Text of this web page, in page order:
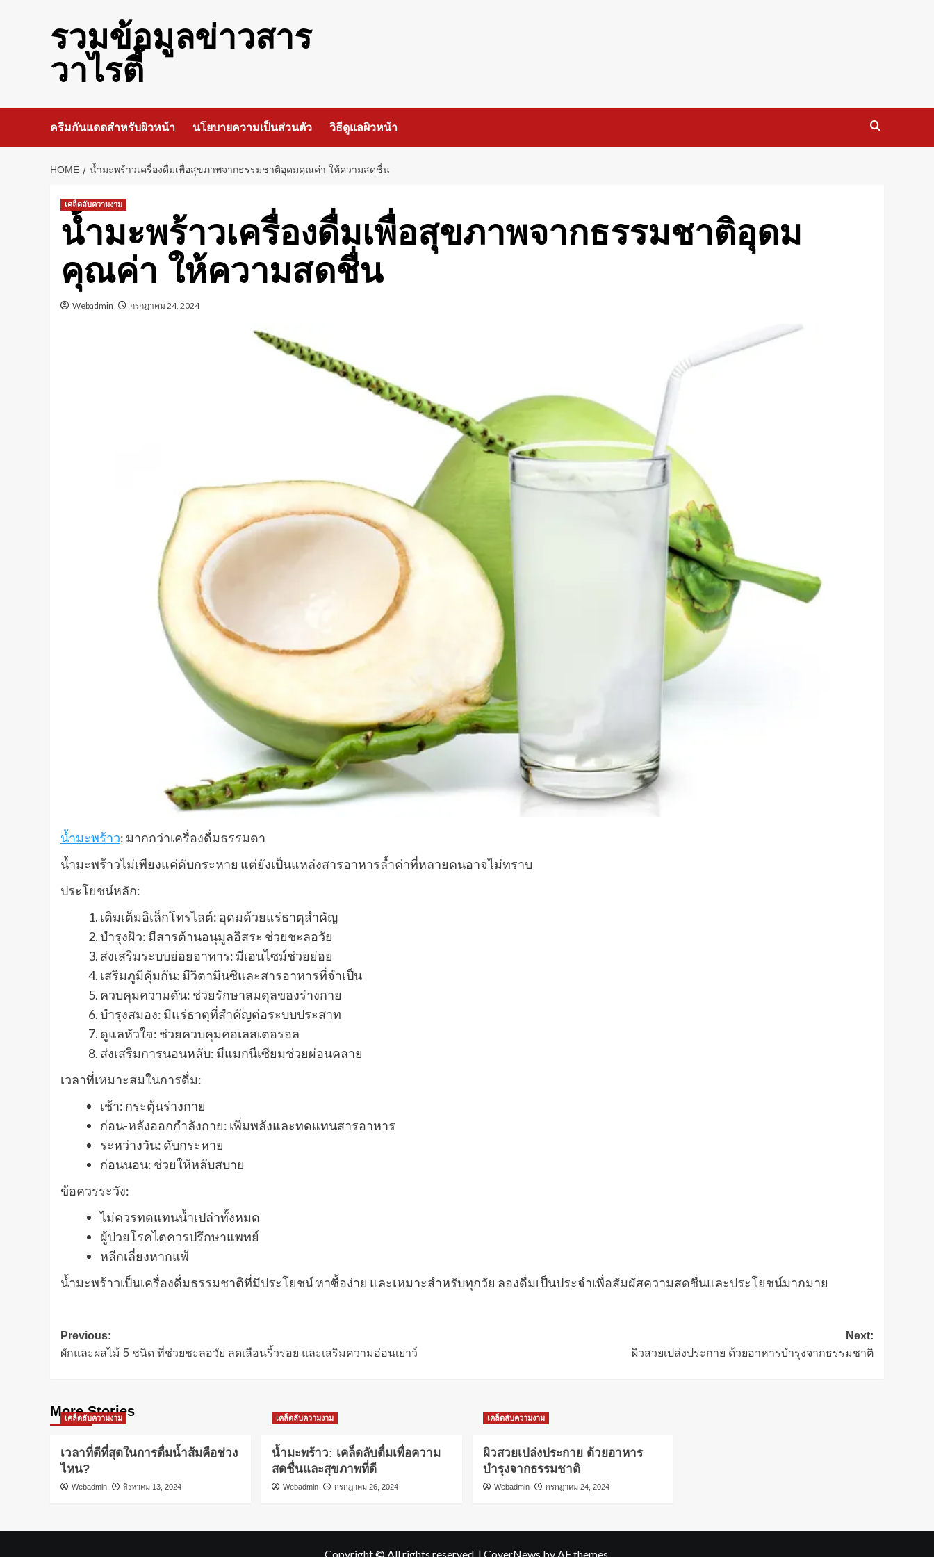
รวมข้อมูลข่าวสาร
วาไรตี้
ครีมกันแดดสำหรับผิวหน้า นโยบายความเป็นส่วนตัว วิธีดูแลผิวหน้า
HOME น้ำมะพร้าวเครื่องดื่มเพื่อสุขภาพจากธรรมชาติอุดมคุณค่า ให้ความสดชื่น
เคล็ดลับความงาม
น้ำมะพร้าวเครื่องดื่มเพื่อสุขภาพจากธรรมชาติอุดม
คุณค่า ให้ความสดชื่น
Webadmin กรกฎาคม 24, 2024
น้ำมะพร้าว: มากกว่าเครื่องดื่มธรรมดา
น้ำมะพร้าวไม่เพียงแค่ดับกระหาย แต่ยังเป็นแหล่งสารอาหารล้ำค่าที่หลายคนอาจไม่ทราบ
ประโยชน์หลัก:
เติมเต็มอิเล็กโทรไลต์: อุดมด้วยแร่ธาตุสำคัญ
บำรุงผิว: มีสารต้านอนุมูลอิสระ ช่วยชะลอวัย
ส่งเสริมระบบย่อยอาหาร: มีเอนไซม์ช่วยย่อย
เสริมภูมิคุ้มกัน: มีวิตามินซีและสารอาหารที่จำเป็น
ควบคุมความดัน: ช่วยรักษาสมดุลของร่างกาย
บำรุงสมอง: มีแร่ธาตุที่สำคัญต่อระบบประสาท
ดูแลหัวใจ: ช่วยควบคุมคอเลสเตอรอล
ส่งเสริมการนอนหลับ: มีแมกนีเซียมช่วยผ่อนคลาย
เวลาที่เหมาะสมในการดื่ม:
เช้า: กระตุ้นร่างกาย
ก่อน-หลังออกกำลังกาย: เพิ่มพลังและทดแทนสารอาหาร
ระหว่างวัน: ดับกระหาย
ก่อนนอน: ช่วยให้หลับสบาย
ข้อควรระวัง:
ไม่ควรทดแทนน้ำเปล่าทั้งหมด
ผู้ป่วยโรคไตควรปรึกษาแพทย์
หลีกเลี่ยงหากแพ้
น้ำมะพร้าวเป็นเครื่องดื่มธรรมชาติที่มีประโยชน์ หาซื้อง่าย และเหมาะสำหรับทุกวัย ลองดื่มเป็นประจำเพื่อสัมผัสความสดชื่นและประโยชน์มากมาย
Post
navigation
Previous:
ผักและผลไม้ 5 ชนิด ที่ช่วยชะลอวัย ลดเลือนริ้วรอย และเสริมความอ่อนเยาว์
Next:
ผิวสวยเปล่งประกาย ด้วยอาหารบำรุงจากธรรมชาติ
More Stories
เคล็ดลับความงาม
เวลาที่ดีที่สุดในการดื่มน้ำส้มคือช่วง
ไหน?
Webadmin สิงหาคม 13, 2024
เคล็ดลับความงาม
น้ำมะพร้าว: เคล็ดลับดื่มเพื่อความ
สดชื่นและสุขภาพที่ดี
Webadmin กรกฎาคม 26, 2024
เคล็ดลับความงาม
ผิวสวยเปล่งประกาย ด้วยอาหาร
บำรุงจากธรรมชาติ
Webadmin กรกฎาคม 24, 2024
Copyright © All rights reserved. | CoverNews by AF themes.